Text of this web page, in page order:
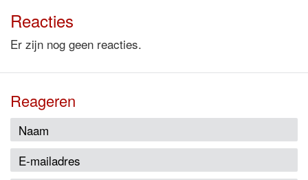
Reacties
Er zijn nog geen reacties.
Reageren